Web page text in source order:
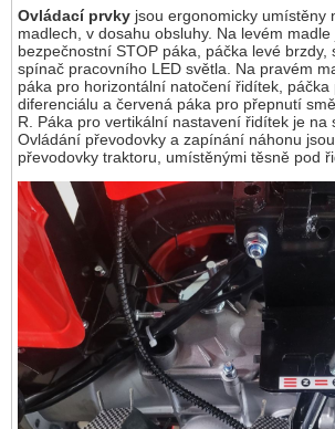
Ovládací prvky jsou ergonomicky umístěny
madlech, v dosahu obsluhy. Na levém madle
bezpečnostní STOP páka, páčka levé brzdy,
spínač pracovního LED světla. Na pravém
páka pro horizontální natočení řidítek, páčka
diferenciálu a červená páka pro přepnutí
R. Páka pro vertikální nastavení řidítek je na
Ovládání převodovky a zapínání náhonu
převodovky traktoru, umístěnými těsně pod